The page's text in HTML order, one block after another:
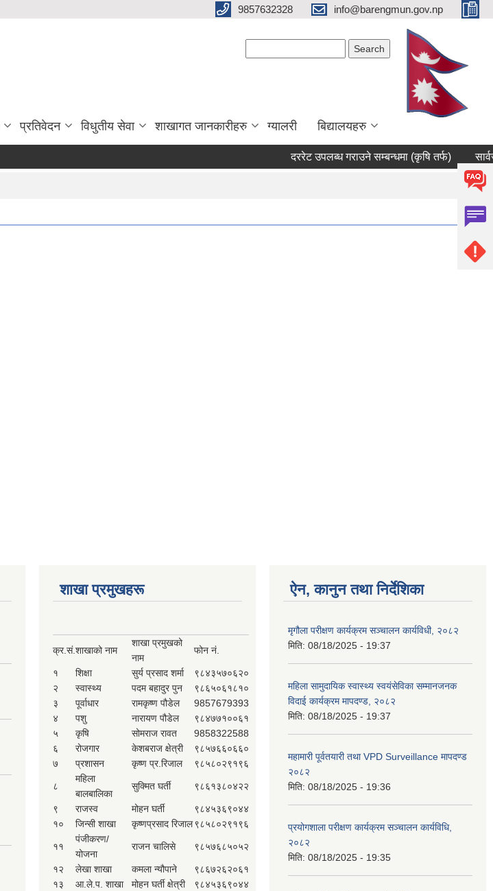
9857632328 info@barengmun.gov.np
प्रतिवेदन विधुतीय सेवा शाखागत जानकारीहरु ग्यालरी बिद्यालयहरु
दररेट उपलब्ध गराउने सम्बन्धमा (कृषि तर्फ) सार्वजनिक
शाखा प्रमुखहरू
क्र.सं.शाखाको नाम
शाखा प्रमुखको
नाम
फोन नं.
१ शिक्षा सुर्य प्रसाद शर्मा
९८४३५७०६२०
२
स्वास्थ्य पदम बहादुर पुन
९८६५०६१८१०
३
पूर्वाधार रामकृष्ण पौडेल
9857679393
४
पशु नारायण पौडेल
९८४७७१००६१
५
कृषि सोमराज रावत
9858322588
६
रोजगार केशबराज क्षेत्री
९८५७६६०६६०
७
प्रशासन कृष्ण प्र.रिजाल ९८५८०२९१९६
८
महिला
बालबालिका
सुक्मित घर्ती ९८६१३८०४२२
९ राजस्व मोहन घर्ती
९८४५३६९०४४
१०
जिन्सी शाखा कृष्णप्रसाद रिजाल९८५८०२९१९६
११
पंजीकरण/
योजना
राजन चालिसे ९८५७६८५०५२
१२ लेखा शाखा कमला न्यौपाने
९८६७२६२०६१
१३
आ.ले.प. शाखा मोहन घर्ती क्षेत्री
९८४५३६९०४४
ऐन, कानुन तथा निर्देशिका
मृगौला परीक्षण कार्यक्रम सञ्चालन कार्यविधी, २०८२
मिति: 08/18/2025 - 19:37
महिला सामुदायिक स्वास्थ्य स्वयंसेविका सम्मानजनक
विदाई कार्यक्रम मापदण्ड, २०८२
मिति: 08/18/2025 - 19:37
महामारी पूर्वतयारी तथा VPD Surveillance मापदण्ड
२०८२
मिति: 08/18/2025 - 19:36
प्रयोगशाला परीक्षण कार्यक्रम सञ्चालन कार्यविधि,
२०८२
मिति: 08/18/2025 - 19:35